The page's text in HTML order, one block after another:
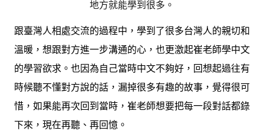
地方就能學到很多。
跟臺灣人相處交流的過程中，學到了很多台灣人的親切和
溫暖，想跟對方進一步溝通的心，也更激起崔老師學中文
的學習欲求。也因為自己當時中文不夠好，回想起過往有
時候聽不懂對方說的話，漏掉很多有趣的故事，覺得很可
惜，如果能再次回到當時，崔老師想要把每一段對話都錄
下來，現在再聽、再回憶。